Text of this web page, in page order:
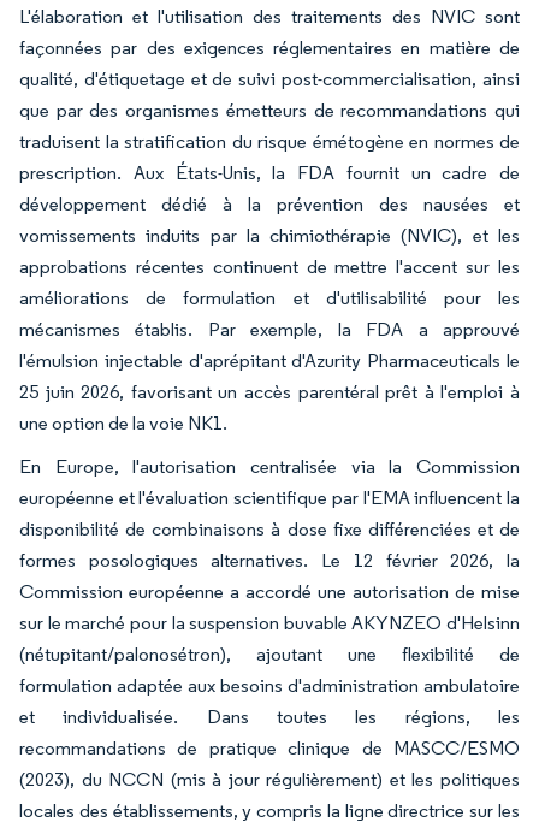
L'élaboration et l'utilisation des traitements des NVIC sont
façonnées par des exigences réglementaires en matière de
qualité, d'étiquetage et de suivi post-commercialisation, ainsi
que par des organismes émetteurs de recommandations qui
traduisent la stratification du risque émétogène en normes de
prescription. Aux États-Unis, la FDA fournit un cadre de
développement dédié à la prévention des nausées et
vomissements induits par la chimiothérapie (NVIC), et les
approbations récentes continuent de mettre l'accent sur les
améliorations de formulation et d'utilisabilité pour les
mécanismes établis. Par exemple, la FDA a approuvé
l'émulsion injectable d'aprépitant d'Azurity Pharmaceuticals le
25 juin 2026, favorisant un accès parentéral prêt à l'emploi à
une option de la voie NK1.
En Europe, l'autorisation centralisée via la Commission
européenne et l'évaluation scientifique par l'EMA influencent la
disponibilité de combinaisons à dose fixe différenciées et de
formes posologiques alternatives. Le 12 février 2026, la
Commission européenne a accordé une autorisation de mise
sur le marché pour la suspension buvable AKYNZEO d'Helsinn
(nétupitant/palonosétron), ajoutant une flexibilité de
formulation adaptée aux besoins d'administration ambulatoire
et individualisée. Dans toutes les régions, les
recommandations de pratique clinique de MASCC/ESMO
(2023), du NCCN (mis à jour régulièrement) et les politiques
locales des établissements, y compris la ligne directrice sur les